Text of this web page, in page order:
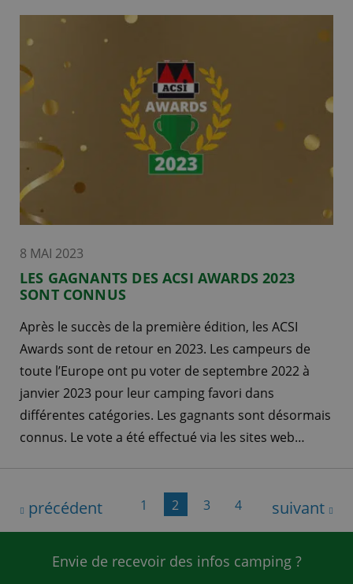
8 MAI 2023
LES GAGNANTS DES ACSI AWARDS 2023
SONT CONNUS
Après le succès de la première édition, les ACSI
Awards sont de retour en 2023. Les campeurs de
toute l’Europe ont pu voter de septembre 2022 à
janvier 2023 pour leur camping favori dans
différentes catégories. Les gagnants sont désormais
connus. Le vote a été effectué via les sites web…
précédent 1 2 3 4 suivant
Envie de recevoir des infos camping ?